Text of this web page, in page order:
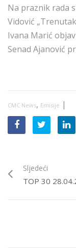
Na praznik rada
Vidović
Ivana Marić
Senad Ajanović
CMC News, Emisije |
Sljedeći
TOP 30